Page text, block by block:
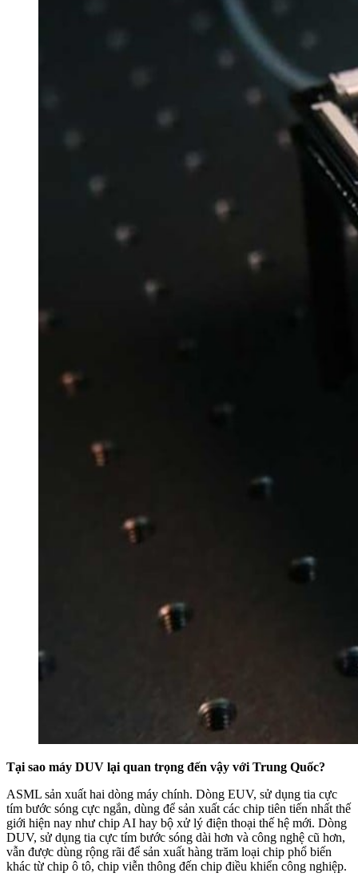
Tại sao máy DUV lại quan trọng đến vậy với Trung Quốc?
ASML sản xuất hai dòng máy chính. Dòng EUV, sử dụng tia cực
tím bước sóng cực ngắn, dùng để sản xuất các chip tiên tiến nhất thế
giới hiện nay như chip AI hay bộ xử lý điện thoại thế hệ mới. Dòng
DUV, sử dụng tia cực tím bước sóng dài hơn và công nghệ cũ hơn,
vẫn được dùng rộng rãi để sản xuất hàng trăm loại chip phổ biến
khác từ chip ô tô, chip viễn thông đến chip điều khiển công nghiệp.